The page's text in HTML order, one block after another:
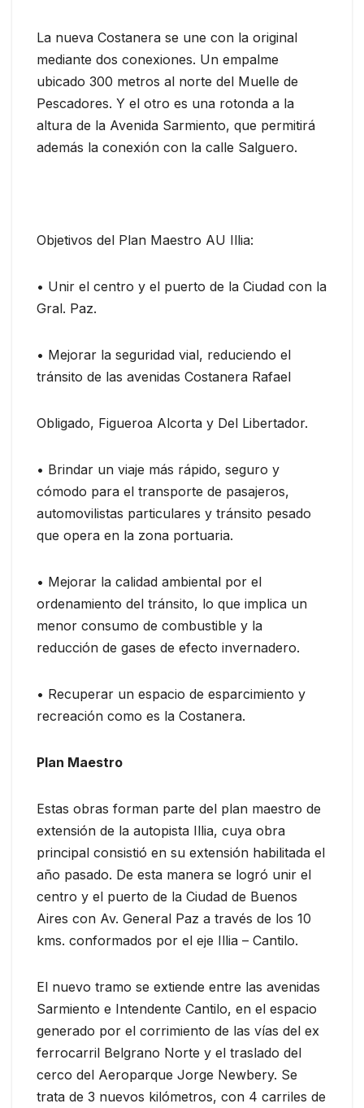
La nueva Costanera se une con la original
mediante dos conexiones. Un empalme
ubicado 300 metros al norte del Muelle de
Pescadores. Y el otro es una rotonda a la
altura de la Avenida Sarmiento, que permitirá
además la conexión con la calle Salguero.
Objetivos del Plan Maestro AU Illia:
• Unir el centro y el puerto de la Ciudad con la
Gral. Paz.
• Mejorar la seguridad vial, reduciendo el
tránsito de las avenidas Costanera Rafael
Obligado, Figueroa Alcorta y Del Libertador.
• Brindar un viaje más rápido, seguro y
cómodo para el transporte de pasajeros,
automovilistas particulares y tránsito pesado
que opera en la zona portuaria.
• Mejorar la calidad ambiental por el
ordenamiento del tránsito, lo que implica un
menor consumo de combustible y la
reducción de gases de efecto invernadero.
• Recuperar un espacio de esparcimiento y
recreación como es la Costanera.
Plan Maestro
Estas obras forman parte del plan maestro de
extensión de la autopista Illia, cuya obra
principal consistió en su extensión habilitada el
año pasado. De esta manera se logró unir el
centro y el puerto de la Ciudad de Buenos
Aires con Av. General Paz a través de los 10
kms. conformados por el eje Illia – Cantilo.
El nuevo tramo se extiende entre las avenidas
Sarmiento e Intendente Cantilo, en el espacio
generado por el corrimiento de las vías del ex
ferrocarril Belgrano Norte y el traslado del
cerco del Aeroparque Jorge Newbery. Se
trata de 3 nuevos kilómetros, con 4 carriles de